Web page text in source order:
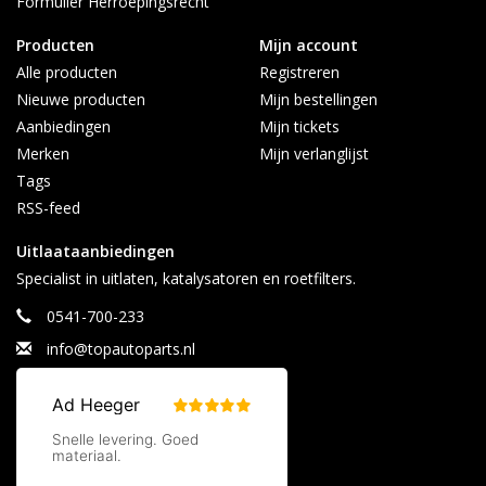
Afhalen alleen op afspraak
Contact:
info@topautoparts.nl
0541-700-233
0613626597 (Whatsapp)
Maandag t/m vrijdag 08:30 - 17:00
Producten
Alle producten
Nieuwe producten
Aanbiedingen
Merken
Tags
RSS-feed
Mijn account
Registreren
Mijn bestellingen
Mijn tickets
Mijn verlanglijst
Uitlaataanbiedingen
Specialist in uitlaten, katalysatoren en roetfilters.
0541-700-233
info@topautoparts.nl